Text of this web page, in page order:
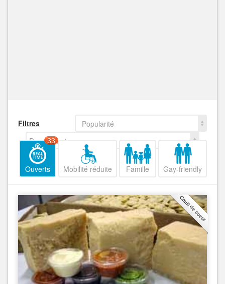
Filtres
Popularité
Decroissant
Ouverts
33
Mobilité réduite Famille Gay-friendly
Coup de coeur